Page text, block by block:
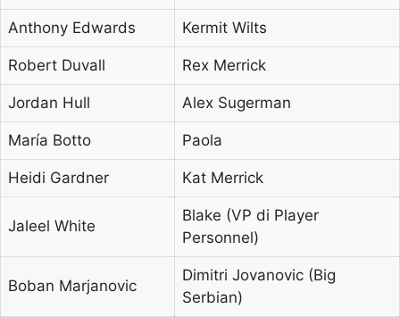
Anthony Edwards Kermit Wilts
Robert Duvall Rex Merrick
Jordan Hull Alex Sugerman
María Botto Paola
Heidi Gardner Kat Merrick
Jaleel White
Blake (VP di Player
Personnel)
Boban Marjanovic
Dimitri Jovanovic (Big
Serbian)